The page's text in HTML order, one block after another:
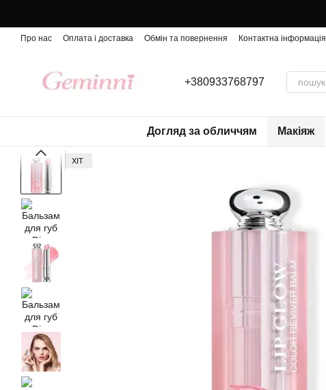
Про нас Оплата і доставка Обмін та повернення Контактна інформація
+380933768797
Догляд за обличчям Макіяж
ХІТ